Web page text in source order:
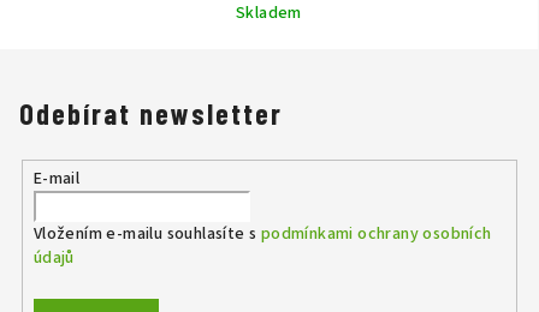
Skladem
Odebírat newsletter
E-mail
Vložením e-mailu souhlasíte s podmínkami ochrany osobních
údajů